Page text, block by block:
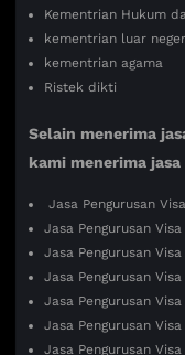
Kementrian Hukum
kementrian luar
kementrian agama
Ristek dikti
Selain menerima
kami menerima jasa
Jasa Pengurusan
Jasa Pengurusan
Jasa Pengurusan
Jasa Pengurusan
Jasa Pengurusan
Jasa Pengurusan
Jasa Pengurusan